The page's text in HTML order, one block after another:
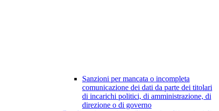
Sanzioni per mancata o incompleta
comunicazione dei dati da parte dei titolari
di incarichi politici, di amministrazione, di
direzione o di governo